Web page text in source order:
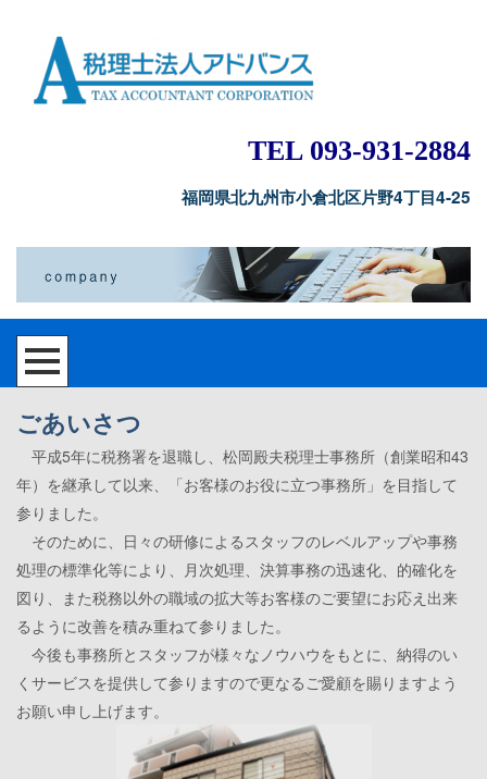
TEL 093-931-2884
福岡県北九州市小倉北区片野4丁目4-25
ごあいさつ
平成5年に税務署を退職し、松岡殿夫税理士事務所（創業昭和43
年）を継承して以来、「お客様のお役に立つ事務所」を目指して
参りました。
そのために、日々の研修によるスタッフのレベルアップや事務
処理の標準化等により、月次処理、決算事務の迅速化、的確化を
図り、また税務以外の職域の拡大等お客様のご要望にお応え出来
るように改善を積み重ねて参りました。
今後も事務所とスタッフが様々なノウハウをもとに、納得のい
くサービスを提供して参りますので更なるご愛顧を賜りますよう
お願い申し上げます。